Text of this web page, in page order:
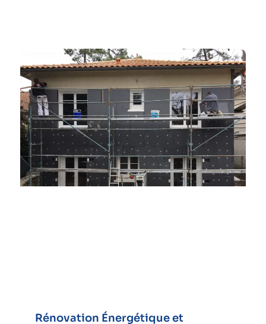
Rénovation Énergétique et